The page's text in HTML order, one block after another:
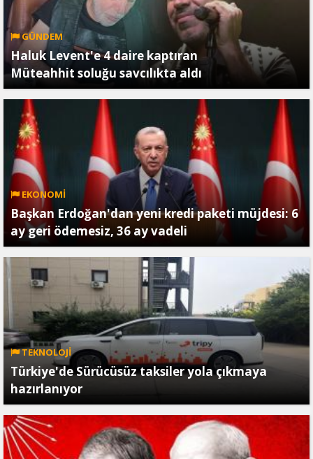
GÜNDEM
Haluk Levent'e 4 daire kaptıran
Müteahhit soluğu savcılıkta aldı
EKONOMİ
Başkan Erdoğan'dan yeni kredi paketi müjdesi: 6
ay geri ödemesiz, 36 ay vadeli
TEKNOLOJİ
Türkiye'de Sürücüsüz taksiler yola çıkmaya
hazırlanıyor